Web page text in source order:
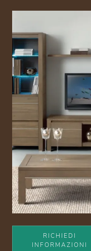
RICHIEDI
INFORMAZIONI